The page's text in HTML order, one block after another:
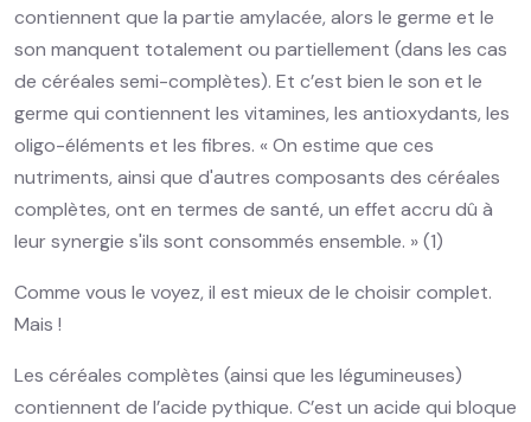
contiennent que la partie amylacée, alors le germe et le
son manquent totalement ou partiellement (dans les cas
de céréales semi-complètes). Et c’est bien le son et le
germe qui contiennent les vitamines, les antioxydants, les
oligo-éléments et les fibres. « On estime que ces
nutriments, ainsi que d'autres composants des céréales
complètes, ont en termes de santé, un effet accru dû à
leur synergie s'ils sont consommés ensemble. » (1)
Comme vous le voyez, il est mieux de le choisir complet.
Mais !
Les céréales complètes (ainsi que les légumineuses)
contiennent de l’acide pythique. C’est un acide qui bloque